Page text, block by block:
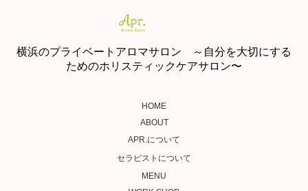
横浜のプライベートアロマサロン ～自分を大切にする
ためのホリスティックケアサロン〜
HOME
ABOUT
APR.について
セラピストについて
MENU